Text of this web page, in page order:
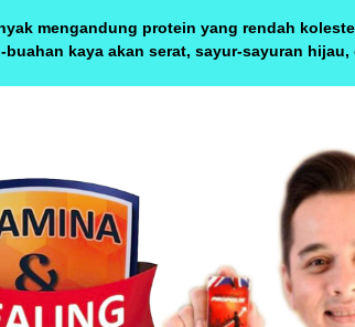
mengandung protein yang rendah
kaya akan serat, sayur-sayuran